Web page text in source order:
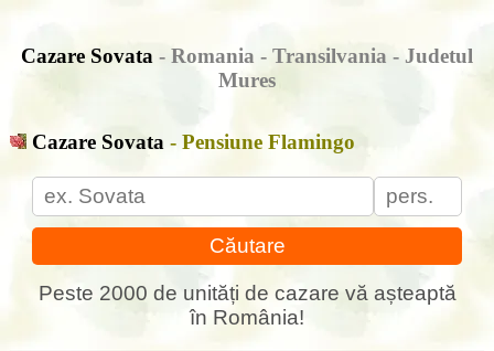
Cazare Sovata - Romania - Transilvania - Judetul
Mures
Cazare Sovata - Pensiune Flamingo
Căutare
Peste 2000 de unități de cazare vă așteaptă
în România!